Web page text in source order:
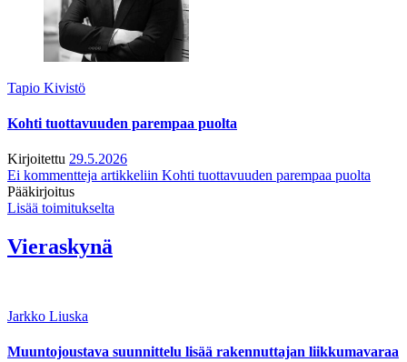
Tapio Kivistö
Kohti tuottavuuden parempaa puolta
Kirjoitettu 29.5.2026
Ei kommentteja artikkeliin Kohti tuottavuuden parempaa puolta
Pääkirjoitus
Lisää toimitukselta
Vieraskynä
Jarkko Liuska
Muuntojoustava suunnittelu lisää rakennuttajan liikkumavaraa